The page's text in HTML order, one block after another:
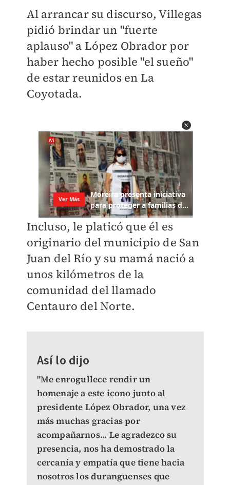
Al arrancar su discurso, Villegas
pidió brindar un "fuerte
aplauso" a López Obrador por
haber hecho posible "el sueño"
de estar reunidos en La
Coyotada.
Incluso, le platicó que él es
originario del municipio de San
Juan del Río y su mamá nació a
unos kilómetros de la
comunidad del llamado
Centauro del Norte.
Así lo dijo
"Me enrogullece rendir un
homenaje a este ícono junto al
presidente López Obrador, una vez
más muchas gracias por
acompañarnos... Le agradezco su
presencia, nos ha demostrado la
cercanía y empatía que tiene hacia
nosotros los duranguenses que